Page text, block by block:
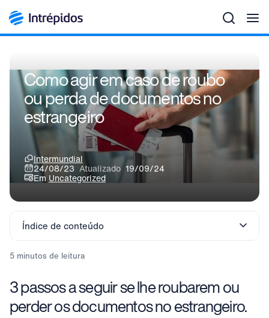
Como agir em caso de roubo
ou perda de documentos no
estrangeiro
Intermundial
24/08/23 Atualizado 19/09/24
Em Uncategorized
Índice de conteúdo
5 minutos de leitura
3 passos a seguir se lhe roubarem ou
perder os documentos no estrangeiro.